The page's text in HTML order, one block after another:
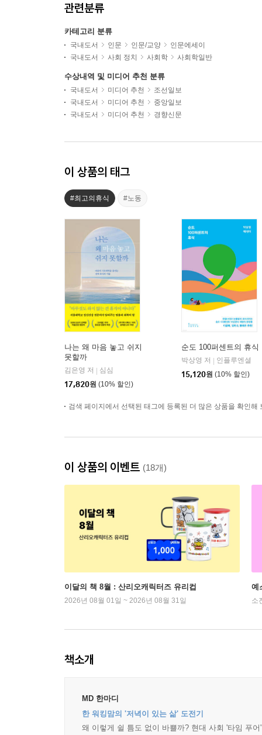
관련분류
카테고리 분류
국내도서 인문 인문/교양
인문에세이
국내도서
사회 정치 사회학 사회학일반
수상내역 및 미디어 추천 분류
국내도서 미디어 추천
조선일보
국내도서
미디어 추천
중앙일보
국내도서
미디어 추천 경향신문
이 상품의 태그
#최고의휴식 #노동
나는 왜 마음 놓고 쉬지
못할까
김은영 저
심심
17,820원 (10% 할인)
순도 100퍼센트의 휴식
박상영 저
인플루엔셜
15,120원 (10% 할인)
검색 페이지에서 선택된 태그에 등록된 더 많은 상품을 확인해
이 상품의 이벤트 (18개)
이달의 책 8월 : 산리오캐릭터즈 유리컵
2026년 08월 01일 ~ 2026년 08월 31일
예
소
책소개
MD 한마디
한 워킹맘의 '저녁이 있는 삶' 도전기
왜 이렇게 쉴 틈도 없이 바쁠까? 현대 사회 '타임 푸